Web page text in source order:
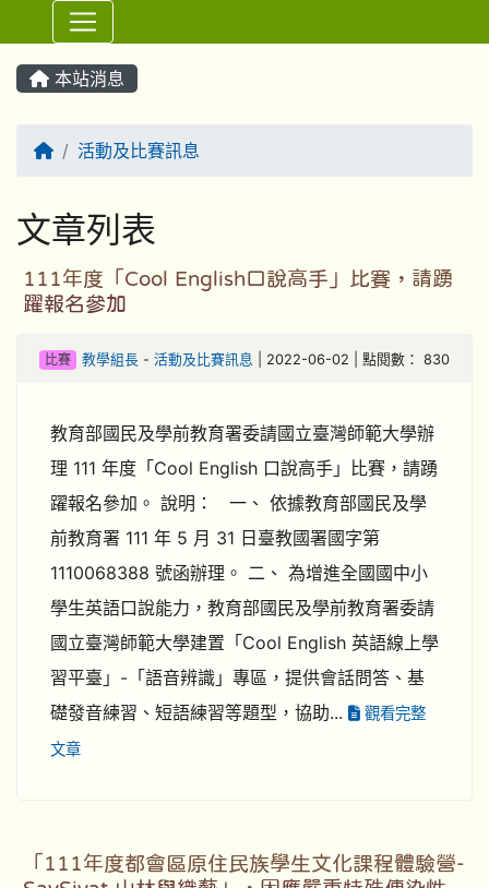
⏸
本站消息
回首頁活動及比賽訊息
文章列表
111年度「Cool English口說高手」比賽，請踴
躍報名參加
比賽 教學組長- 活動及比賽訊息 | 2022-06-02 | 點閱數： 830
教育部國民及學前教育署委請國立臺灣師範大學辦
理 111 年度「Cool English 口說高手」比賽，請踴
躍報名參加。 說明： 一、 依據教育部國民及學
前教育署 111 年 5 月 31 日臺教國署國字第
1110068388 號函辦理。 二、 為增進全國國中小
學生英語口說能力，教育部國民及學前教育署委請
國立臺灣師範大學建置「Cool English 英語線上學
習平臺」-「語音辨識」專區，提供會話問答、基
礎發音練習、短語練習等題型，協助...
觀看完整
文章
「111年度都會區原住民族學生文化課程體驗營-